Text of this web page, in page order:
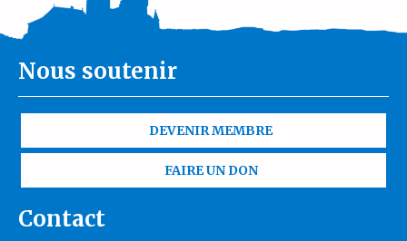
Nous soutenir
DEVENIR MEMBRE
FAIRE UN DON
Contact